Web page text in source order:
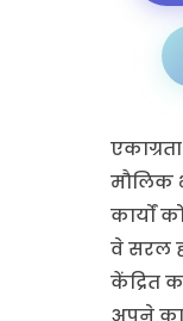
मौलिक
कार्यों
वे सरल
केंद्रित
अपने